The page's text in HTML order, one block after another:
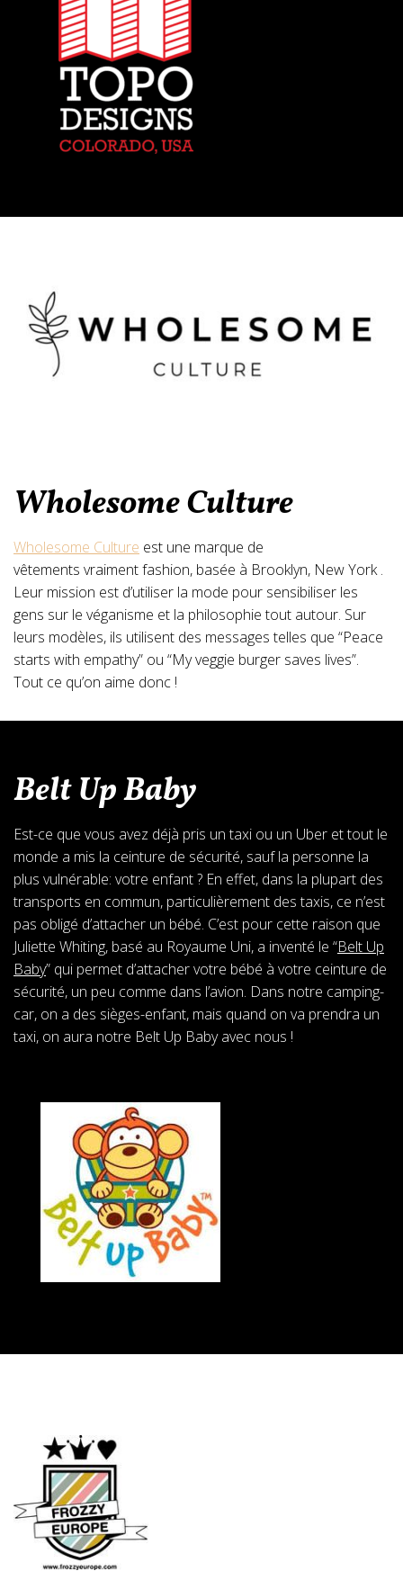
Wholesome Culture
Wholesome Culture est une marque de
vêtements vraiment fashion, basée à Brooklyn, New York .
Leur mission est d’utiliser la mode pour sensibiliser les
gens sur le véganisme et la philosophie tout autour. Sur
leurs modèles, ils utilisent des messages telles que “Peace
starts with empathy” ou “My veggie burger saves lives”.
Tout ce qu’on aime donc !
Belt Up Baby
Est-ce que vous avez déjà pris un taxi ou un Uber et tout le
monde a mis la ceinture de sécurité, sauf la personne la
plus vulnérable: votre enfant ? En effet, dans la plupart des
transports en commun, particulièrement des taxis, ce n’est
pas obligé d’attacher un bébé. C’est pour cette raison que
Juliette Whiting, basé au Royaume Uni, a inventé le “Belt Up
Baby” qui permet d’attacher votre bébé à votre ceinture de
sécurité, un peu comme dans l’avion. Dans notre camping-
car, on a des sièges-enfant, mais quand on va prendra un
taxi, on aura notre Belt Up Baby avec nous !